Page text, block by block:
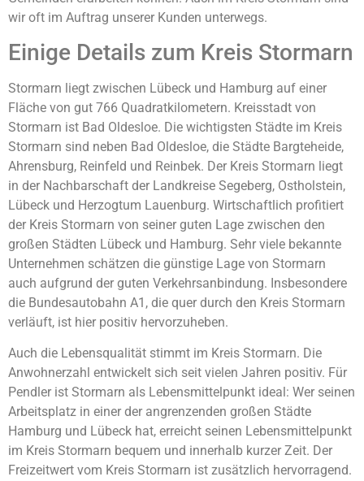
wir oft im Auftrag unserer Kunden unterwegs.
Einige Details zum Kreis Stormarn
Stormarn liegt zwischen Lübeck und Hamburg auf einer
Fläche von gut 766 Quadratkilometern. Kreisstadt von
Stormarn ist Bad Oldesloe. Die wichtigsten Städte im Kreis
Stormarn sind neben Bad Oldesloe, die Städte Bargteheide,
Ahrensburg, Reinfeld und Reinbek. Der Kreis Stormarn liegt
in der Nachbarschaft der Landkreise Segeberg, Ostholstein,
Lübeck und Herzogtum Lauenburg. Wirtschaftlich profitiert
der Kreis Stormarn von seiner guten Lage zwischen den
großen Städten Lübeck und Hamburg. Sehr viele bekannte
Unternehmen schätzen die günstige Lage von Stormarn
auch aufgrund der guten Verkehrsanbindung. Insbesondere
die Bundesautobahn A1, die quer durch den Kreis Stormarn
verläuft, ist hier positiv hervorzuheben.
Auch die Lebensqualität stimmt im Kreis Stormarn. Die
Anwohnerzahl entwickelt sich seit vielen Jahren positiv. Für
Pendler ist Stormarn als Lebensmittelpunkt ideal: Wer seinen
Arbeitsplatz in einer der angrenzenden großen Städte
Hamburg und Lübeck hat, erreicht seinen Lebensmittelpunkt
im Kreis Stormarn bequem und innerhalb kurzer Zeit. Der
Freizeitwert vom Kreis Stormarn ist zusätzlich hervorragend.